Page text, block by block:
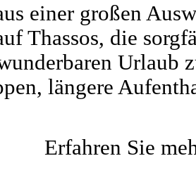
einer großen
Thassos, die
Urlaub
längere
Erfahren Sie